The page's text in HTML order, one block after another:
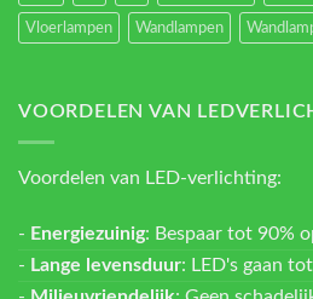
Vloerlampen Wandlampen
VOORDELEN VAN
Voordelen van LED-verlichting:
- Energiezuinig: Bespaar tot 90%
- Lange levensduur: LED's gaan